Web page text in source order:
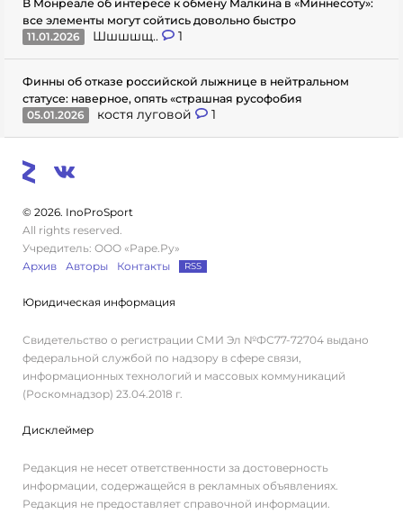
В Монреале об интересе к обмену Малкина в «Миннесоту»:
все элементы могут сойтись довольно быстро
11.01.2026
Шшшшщ.. 1
Финны об отказе российской лыжнице в нейтральном
статусе: наверное, опять «страшная русофобия
05.01.2026
костя луговой 1
© 2026. InoProSport
All rights reserved.
Учредитель: ООО «Раре.Ру»
Архив
Авторы Контакты RSS
Юридическая информация
Свидетельство о регистрации СМИ Эл №ФС77-72704 выдано
федеральной службой по надзору в сфере связи,
информационных технологий и массовых коммуникаций
(Роскомнадзор) 23.04.2018 г.
Дисклеймер
Редакция не несет ответственности за достоверность
информации, содержащейся в рекламных объявлениях.
Редакция не предоставляет справочной информации.